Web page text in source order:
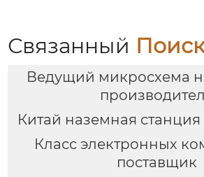
Связанный
Ведущий микросхема
Китай наземная
Класс электронных
поставщик